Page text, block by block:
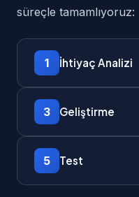
süreçle tamamlıyoruz:
1 İhtiyaç Analizi
3 Geliştirme
5 Test